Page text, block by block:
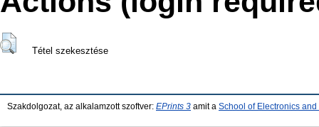
Tétel szekesztése
Szakdolgozat, az alkalamzott szoftver: EPrints 3 amit a School of Electronics